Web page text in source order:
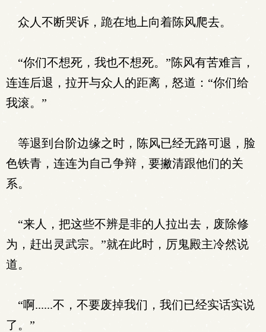
众人不断哭诉，跪在地上向着陈风爬去。
“你们不想死，我也不想死。”陈风有苦难言，
连连后退，拉开与众人的距离，怒道：“你们给
我滚。”
等退到台阶边缘之时，陈风已经无路可退，脸
色铁青，连连为自己争辩，要撇清跟他们的关
系。
“来人，把这些不辨是非的人拉出去，废除修
为，赶出灵武宗。”就在此时，厉鬼殿主冷然说
道。
“啊......不，不要废掉我们，我们已经实话实说
了。”